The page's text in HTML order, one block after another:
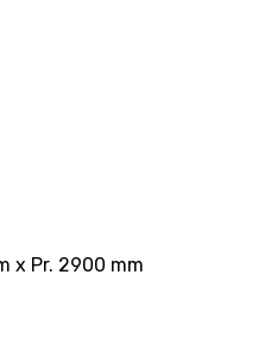
x Pr. 2900 mm